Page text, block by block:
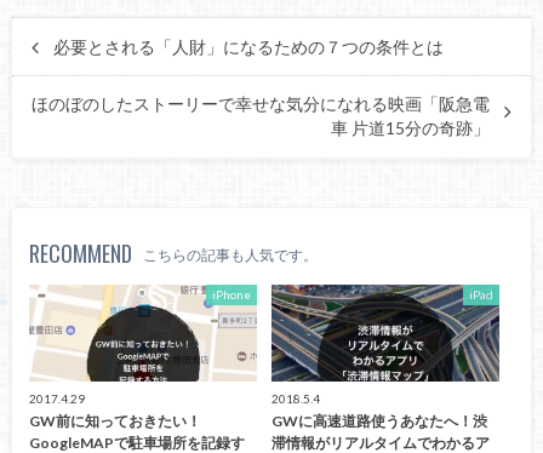
必要とされる「人財」になるための７つの条件とは
ほのぼのしたストーリーで幸せな気分になれる映画「阪急電
車 片道15分の奇跡」
RECOMMEND こちらの記事も人気です。
iPhone
2017.4.29
GW前に知っておきたい！
GoogleMAPで駐車場所を記録す
iPad
2018.5.4
GWに高速道路使うあなたへ！渋
滞情報がリアルタイムでわかるア